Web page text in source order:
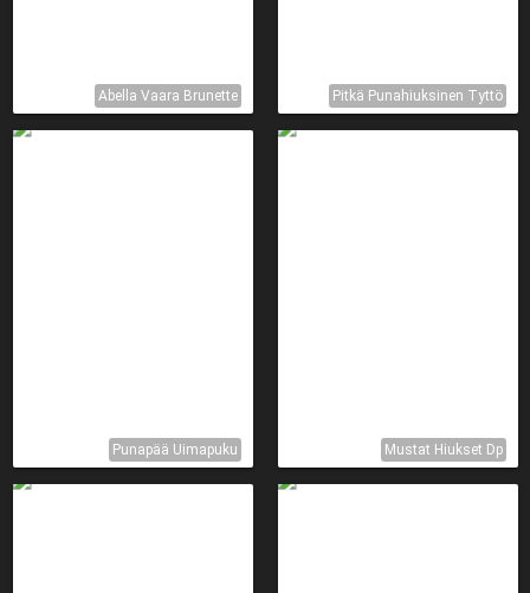
Abella Vaara Brunette Pitkä Punahiuksinen Tyttö
Punapää Uimapuku Mustat Hiukset Dp